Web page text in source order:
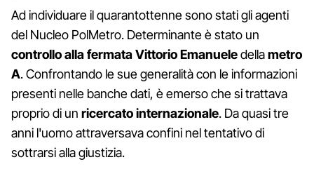
Ad individuare il quarantottenne sono stati gli agenti
del Nucleo PolMetro. Determinante è stato un
controllo alla fermata Vittorio Emanueledellametro
A. Confrontando le sue generalità con le informazioni
presenti nelle banche dati, è emerso che si trattava
proprio di un ricercato internazionale. Da quasi tre
anni l'uomo attraversava confini nel tentativo di
sottrarsi alla giustizia.